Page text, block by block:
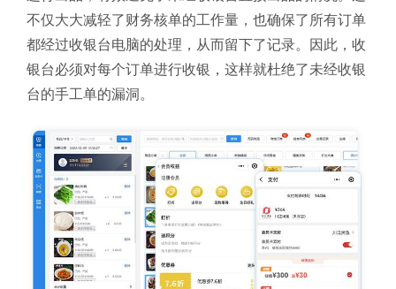
不仅大大减轻了财务核单的工作量，也确保了所有订单
都经过收银台电脑的处理，从而留下了记录。因此，收
银台必须对每个订单进行收银，这样就杜绝了未经收银
台的手工单的漏洞。